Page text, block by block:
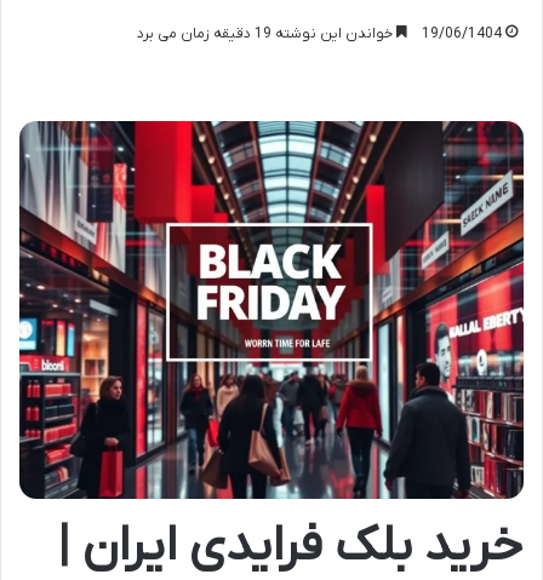
19/06/1404 خواندن این نوشته 19 دقیقه زمان می برد
خرید بلک فرایدی ایران |